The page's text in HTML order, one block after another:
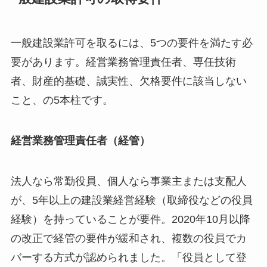
一般建設業許可を取るには、5つの要件を満たす必
要があります。経営業務管理責任者、専任技術
者、財産的基礎、誠実性、欠格要件に該当しない
こと、の5本柱です。
経営業務管理責任者（経管）
法人なら常勤役員、個人なら事業主または支配人
が、5年以上の建設業経営経験（取締役などの役員
経験）を持っていることが要件。2020年10月以降
の改正で経管の要件が緩和され、複数の役員でカ
バーする方式が認められました。「役員として登